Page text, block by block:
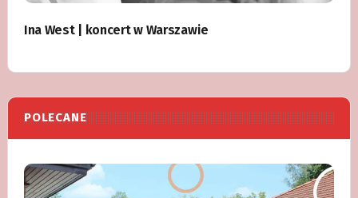
Ina West | koncert w Warszawie
POLECANE